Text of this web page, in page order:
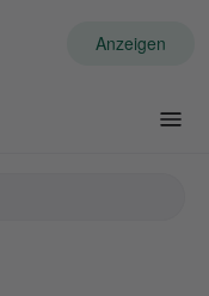
Anzeigen